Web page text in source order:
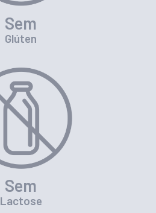
Sem
Glúten
Sem
Lactose